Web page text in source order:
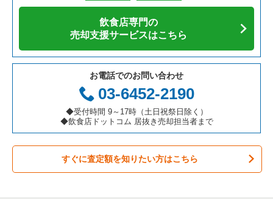
カフェの居抜き売却物件の案件一覧
テイクアウトの居抜き売却物件の案件一覧
お弁当・惣菜・デリの居抜き売却物件の案件一覧
カラオケ・パブ・スナックの居抜き売却物件の案件一覧
バーの居抜き売却物件の案件一覧
居酒屋・ダイニングバーの居抜き売却物件の案件一覧
愛知県の飲食店の居抜き売却物件の案件一覧
岐阜県の飲食店の居抜き売却物件の案件一覧
三重県の飲食店の居抜き売却物件の案件一覧
伊丹市の飲食店の居抜き売却物件の案件一覧
神戸市兵庫区の飲食店の居抜き売却物件の案件一覧
神戸市東灘区の飲食店の居抜き売却物件の案件一覧
明石市の飲食店の居抜き売却物件の案件一覧
神戸市長田区の飲食店の居抜き売却物件の案件一覧
神戸市垂水区の飲食店の居抜き売却物件の案件一覧
兵庫県の焼肉の居抜き売却物件の案件一覧
兵庫県の鉄板焼き・お好み焼の居抜き売却物件の案件一覧
兵庫県のアジア料理の居抜き売却物件の案件一覧
兵庫県のカフェの居抜き売却物件の案件一覧
兵庫県のテイクアウトの居抜き売却物件の案件一覧
兵庫県のお弁当・惣菜・デリの居抜き売却物件の案件一覧
尼崎市のカフェの居抜き売却物件の案件一覧
尼崎市のテイクアウトの居抜き売却物件の案件一覧
尼崎市のバーの居抜き売却物件の案件一覧
尼崎市の居酒屋・ダイニングバーの居抜き売却物件の案件一覧
尼崎市の専門料理の居抜き売却物件の案件一覧
尼崎市の洋食の居抜き売却物件の案件一覧
飲食店専門の
売却支援サービスはこちら
お電話でのお問い合わせ
03-6452-2190
◆受付時間 9～17時（土日祝祭日除く）
◆飲食店ドットコム 居抜き売却担当者まで
すぐに査定額を知りたい方はこちら